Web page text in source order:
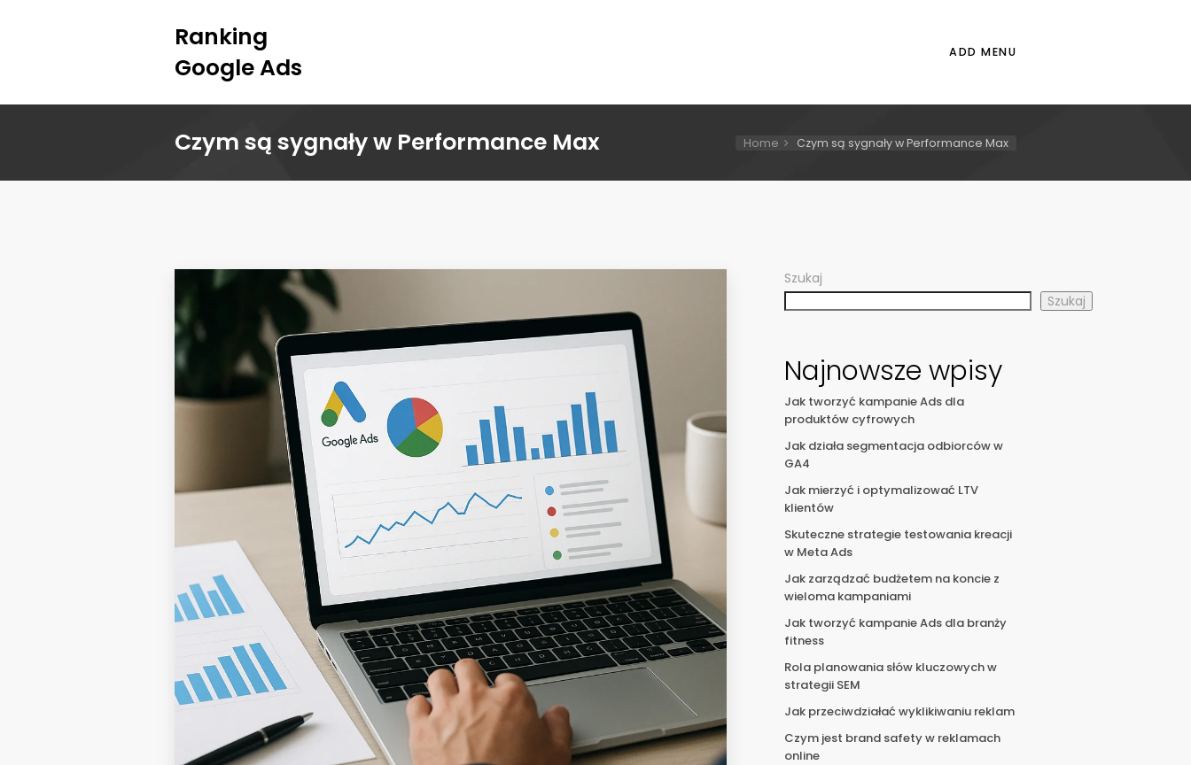
Ranking
Google Ads
ADD MENU
Czym są sygnały w Performance Max Home Czym są sygnały w Performance Max
Szukaj
Szukaj
Najnowsze wpisy
Jak tworzyć kampanie Ads dla
produktów cyfrowych
Jak działa segmentacja odbiorców w
GA4
Jak mierzyć i optymalizować LTV
klientów
Skuteczne strategie testowania kreacji
w Meta Ads
Jak zarządzać budżetem na koncie z
wieloma kampaniami
Jak tworzyć kampanie Ads dla branży
fitness
Rola planowania słów kluczowych w
strategii SEM
Jak przeciwdziałać wyklikiwaniu reklam
Czym jest brand safety w reklamach
online